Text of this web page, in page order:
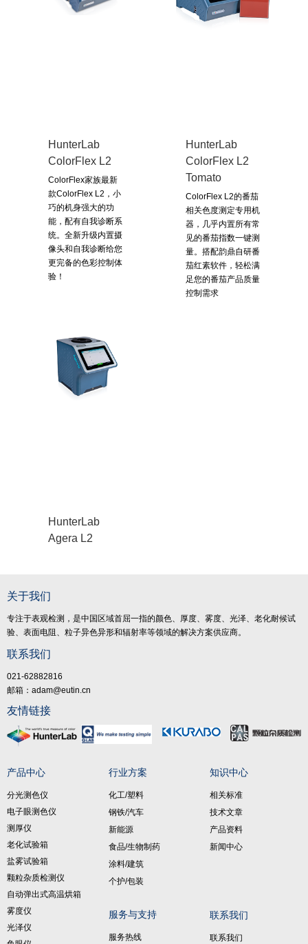
HunterLab
ColorFlex L2
ColorFlex家族最新
款ColorFlex L2，小
巧的机身强大的功
能，配有自我诊断系
统。全新升级内置摄
像头和自我诊断给您
更完备的色彩控制体
验！
HunterLab
ColorFlex L2
Tomato
ColorFlex L2的番茄
相关色度测定专用机
器，几乎内置所有常
见的番茄指数一键测
量。搭配韵鼎自研番
茄红素软件，轻松满
足您的番茄产品质量
控制需求
HunterLab
Agera L2
关于我们
专注于表观检测，是中国区域首屈一指的颜色、厚度、雾度、光泽、老化耐候试
验、表面电阻、粒子异色异形和辐射率等领域的解决方案供应商。
联系我们
021-62882816
邮箱：adam@eutin.cn
友情链接
产品中心
分光测色仪
电子眼测色仪
测厚仪
老化试验箱
盐雾试验箱
颗粒杂质检测仪
自动弹出式高温烘箱
雾度仪
光泽仪
行业方案
化工/塑料
钢铁/汽车
新能源
食品/生物制药
涂料/建筑
个护/包装
服务与支持
服务热线
知识中心
相关标准
技术文章
产品资料
新闻中心
联系我们
联系我们